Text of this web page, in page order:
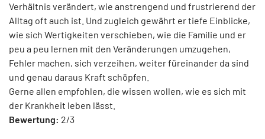
Verhältnis verändert, wie anstrengend und frustrierend der
Alltag oft auch ist. Und zugleich gewährt er tiefe Einblicke,
wie sich Wertigkeiten verschieben, wie die Familie und er
peu a peu lernen mit den Veränderungen umzugehen,
Fehler machen, sich verzeihen, weiter füreinander da sind
und genau daraus Kraft schöpfen.
Gerne allen empfohlen, die wissen wollen, wie es sich mit
der Krankheit leben lässt.
Bewertung: 2/3